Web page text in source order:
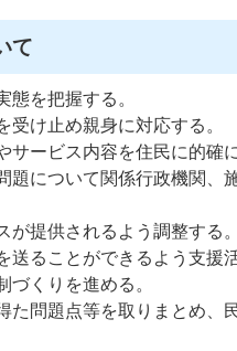
て
を把握する。
け止め親身に対応する。
ービス内容を住民に的確
題について関係行政機関、
提供されるよう調整する。
送ることができるよう支援
くりを進める。
た問題点等を取りまとめ、